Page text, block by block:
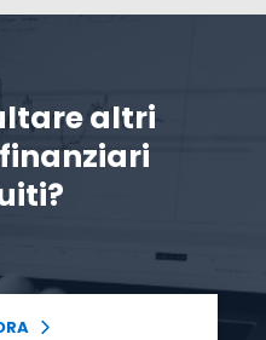
altri